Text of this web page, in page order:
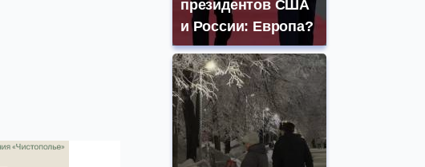
президентов США
и России: Европа?